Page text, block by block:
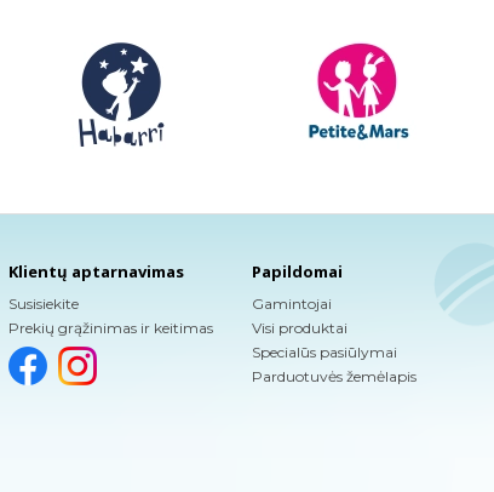
Klientų aptarnavimas
Susisiekite
Prekių grąžinimas ir keitimas
Papildomai
Gamintojai
Visi produktai
Specialūs pasiūlymai
Parduotuvės žemėlapis